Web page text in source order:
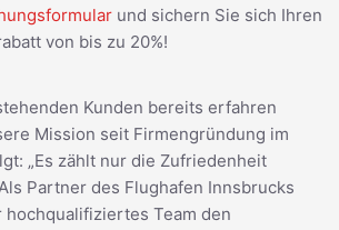
und sichern Sie sich Ihren
von bis zu 20%!
Kunden bereits erfahren
Mission seit Firmengründung im
„Es zählt nur die Zufriedenheit
Partner des Flughafen Innsbrucks
Team den